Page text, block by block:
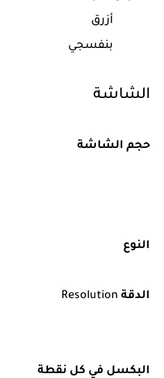
أزرق
بنفسجي
الشاشة
حجم الشاشة
النوع
الدقة Resolution
البكسل في كل نقطة